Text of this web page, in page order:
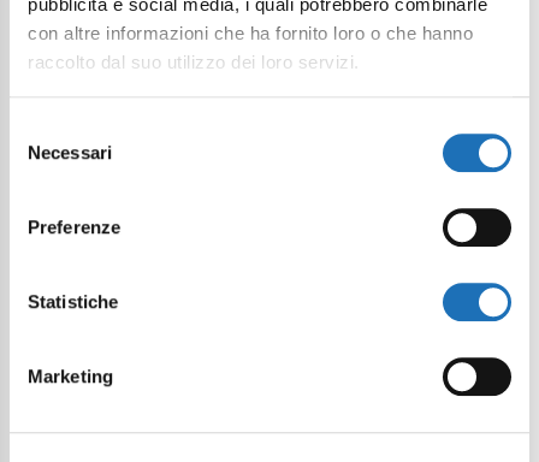
pubblicità e social media, i quali potrebbero combinarle
con altre informazioni che ha fornito loro o che hanno
raccolto dal suo utilizzo dei loro servizi.
delNecessari
Preferenze
Statistiche
Marketing